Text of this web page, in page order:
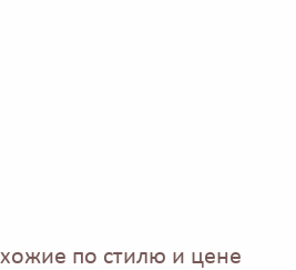
по стилю и цене